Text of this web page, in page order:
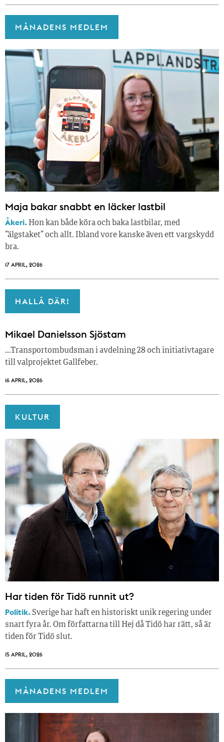
MÅNADENS MEDLEM
Maja bakar snabbt en läcker lastbil
Åkeri. Hon kan både köra och baka lastbilar, med
”älgstaket” och allt. Ibland vore kanske även ett vargskydd
bra.
17 APRIL, 2026
HALLÅ DÄR!
Mikael Danielsson Sjöstam
…Transportombudsman i avdelning 28 och initiativtagare
till valprojektet Gallfeber.
16 APRIL, 2026
KULTUR
Har tiden för Tidö runnit ut?
Politik.Sverige har haft en historiskt unik regering under
snart fyra år. Om författarna till Hej då Tidö har rätt, så är
tiden för Tidö slut.
15 APRIL, 2026
MÅNADENS MEDLEM